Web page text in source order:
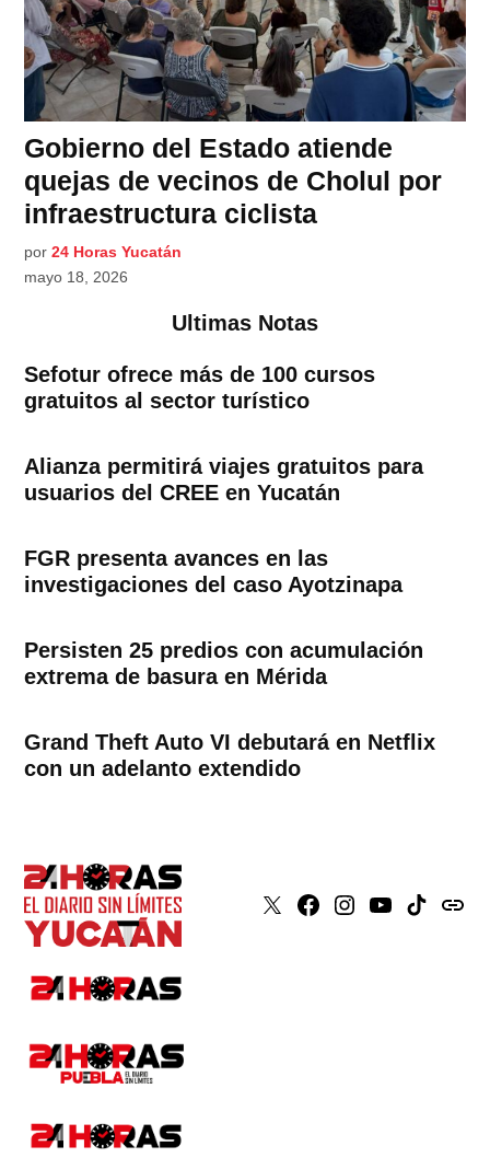
Gobierno del Estado atiende
quejas de vecinos de Cholul por
infraestructura ciclista
por 24 Horas Yucatán
mayo 18, 2026
Ultimas Notas
Sefotur ofrece más de 100 cursos
gratuitos al sector turístico
Alianza permitirá viajes gratuitos para
usuarios del CREE en Yucatán
FGR presenta avances en las
investigaciones del caso Ayotzinapa
Persisten 25 predios con acumulación
extrema de basura en Mérida
Grand Theft Auto VI debutará en Netflix
con un adelanto extendido
X Faceboook
Instagram
YoutubeTiktokissuu